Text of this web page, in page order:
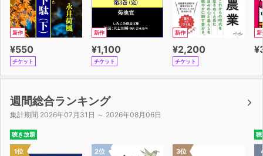
新作
¥550
チケット
新作
¥1,100
チケット
新作
¥2,200
チケット
新
週間総合ランキング
集計期間 2026年07月31日 ～ 2026年08月06日
聴き放題
1位 2位 3位
聴